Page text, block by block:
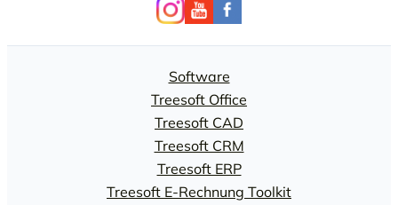
Software
Treesoft Office
Treesoft CAD
Treesoft CRM
Treesoft ERP
Treesoft E-Rechnung Toolkit